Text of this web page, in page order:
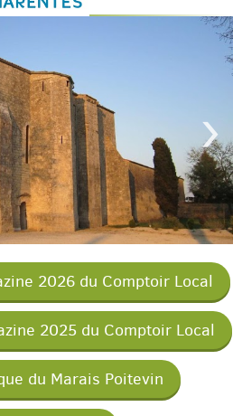
›
2026 du Comptoir Local
2025 du Comptoir Local
du Marais Poitevin